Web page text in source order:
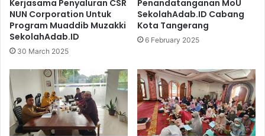
Kerjasama Penyaluran CSR
NUN Corporation Untuk
Program Muaddib Muzakki
SekolahAdab.ID
30 March 2025
Penandatanganan MoU
SekolahAdab.ID Cabang
Kota Tangerang
6 February 2025